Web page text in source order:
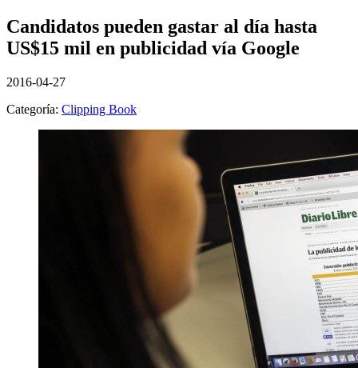
Candidatos pueden gastar al día hasta
US$15 mil en publicidad vía Google
2016-04-27
Categoría: Clipping Book